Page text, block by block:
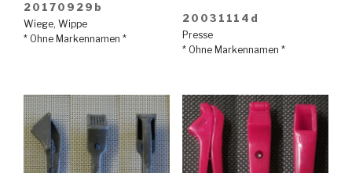
20170929b
Wiege, Wippe
* Ohne Markennamen *
20031114d
Presse
* Ohne Markennamen *